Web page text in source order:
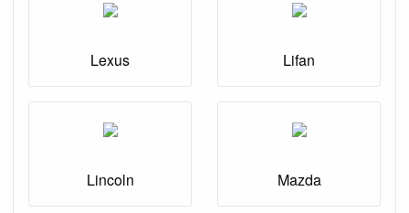
Lexus Lifan
Lincoln Mazda